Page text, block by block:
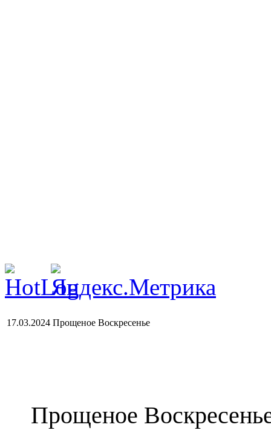
17.03.2024 Прощеное Воскресенье
Прощеное